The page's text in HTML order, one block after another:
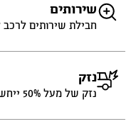
שירותים
חבילת שירותים לרכב
נזק
נזק של מעל 50% ייחשב לנזק מוחלט